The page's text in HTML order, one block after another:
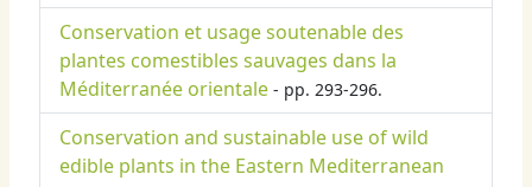
Conservation et usage soutenable des
plantes comestibles sauvages dans la
Méditerranée orientale - pp. 293-296.
Conservation and sustainable use of wild
edible plants in the Eastern Mediterranean